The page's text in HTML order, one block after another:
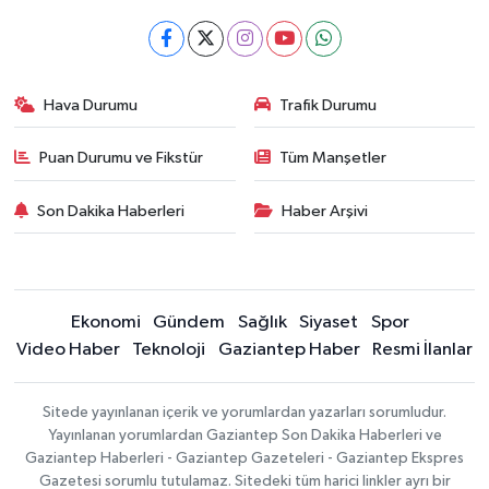
Hava Durumu Trafik Durumu
Puan Durumu ve Fikstür Tüm Manşetler
Son Dakika Haberleri Haber Arşivi
Ekonomi Gündem Sağlık Siyaset
Spor
Video Haber
Teknoloji Gaziantep Haber Resmi İlanlar
Sitede yayınlanan içerik ve yorumlardan yazarları sorumludur.
Yayınlanan yorumlardan Gaziantep Son Dakika Haberleri ve
Gaziantep Haberleri - Gaziantep Gazeteleri - Gaziantep Ekspres
Gazetesi sorumlu tutulamaz. Sitedeki tüm harici linkler ayrı bir